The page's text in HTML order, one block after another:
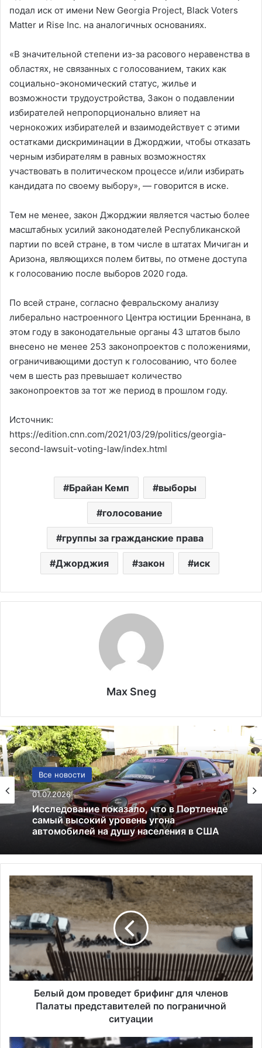
подал иск от имени New Georgia Project, Black Voters
Matter и Rise Inc. на аналогичных основаниях.
«В значительной степени из-за расового неравенства в
областях, не связанных с голосованием, таких как
социально-экономический статус, жилье и
возможности трудоустройства, Закон о подавлении
избирателей непропорционально влияет на
чернокожих избирателей и взаимодействует с этими
остатками дискриминации в Джорджии, чтобы отказать
черным избирателям в равных возможностях
участвовать в политическом процессе и/или избирать
кандидата по своему выбору», — говорится в иске.
Тем не менее, закон Джорджии является частью более
масштабных усилий законодателей Республиканской
партии по всей стране, в том числе в штатах Мичиган и
Аризона, являющихся полем битвы, по отмене доступа
к голосованию после выборов 2020 года.
По всей стране, согласно февральскому анализу
либерально настроенного Центра юстиции Бреннана, в
этом году в законодательные органы 43 штатов было
внесено не менее 253 законопроектов с положениями,
ограничивающими доступ к голосованию, что более
чем в шесть раз превышает количество
законопроектов за тот же период в прошлом году.
Источник:
https://edition.cnn.com/2021/03/29/politics/georgia-
second-lawsuit-voting-law/index.html
Брайан Кемп выборы
голосование
группы за гражданские права
Джорджия закон иск
Max Sneg
Политика
24.06.2025
Россия больше не получит американских
льгот: что это значит и к чему приведёт
Б
е
л
ы
й
д
о
м
п
д
Белый дом проведет брифинг для членов
Палаты представителей по пограничной
ситуации
С